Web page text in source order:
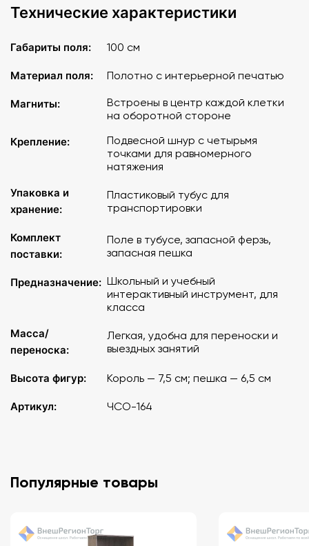
Технические характеристики
Габариты поля: 100 см
Материал поля: Полотно с интерьерной печатью
Магниты:
Встроены в центр каждой клетки
на оборотной стороне
Крепление:
Подвесной шнур с четырьмя
точками для равномерного
натяжения
Упаковка и
хранение:
Пластиковый тубус для
транспортировки
Комплект
поставки:
Поле в тубусе, запасной ферзь,
запасная пешка
Предназначение: Школьный и учебный
интерактивный инструмент, для
класса
Масса/
переноска:
Легкая, удобна для переноски и
выездных занятий
Высота фигур: Король — 7,5 см; пешка — 6,5 см
Артикул: ЧСО-164
Популярные товары